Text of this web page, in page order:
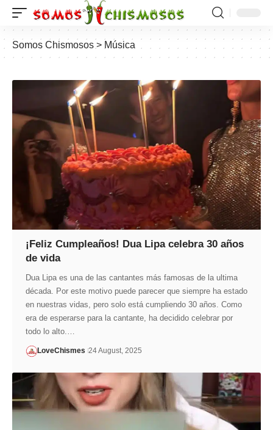
Somos Chismosos > Música
¡Feliz Cumpleaños! Dua Lipa celebra 30 años
de vida
Dua Lipa es una de las cantantes más famosas de la ultima
década. Por este motivo puede parecer que siempre ha estado
en nuestras vidas, pero solo está cumpliendo 30 años. Como
era de esperarse para la cantante, ha decidido celebrar por
todo lo alto.…
LoveChismes 24 August, 2025